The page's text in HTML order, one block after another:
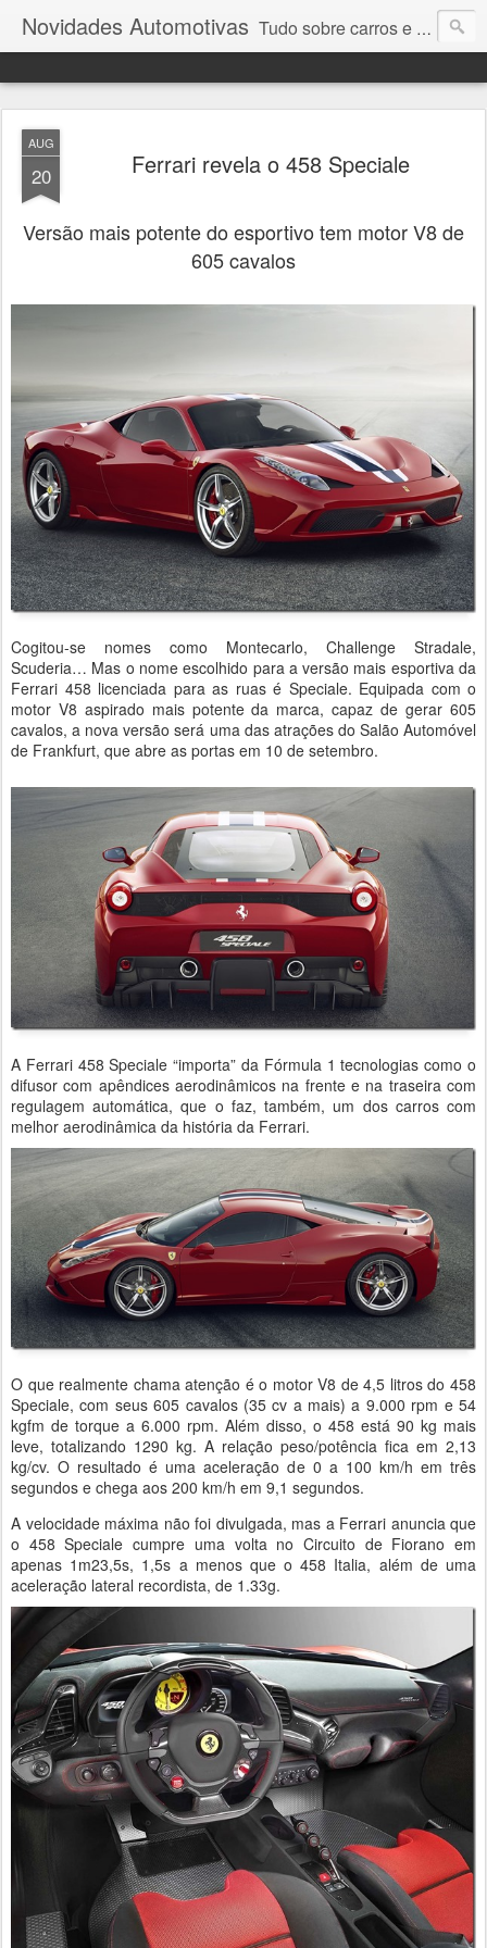
Novidades Automotivas Tudo sobre carros e motores
AUG
20 Ferrari revela o 458 Speciale
Versão mais potente do esportivo tem motor V8 de
605 cavalos
Cogitou-se nomes como Montecarlo, Challenge Stradale,
Scuderia… Mas o nome escolhido para a versão mais esportiva da
Ferrari 458 licenciada para as ruas é Speciale. Equipada com o
motor V8 aspirado mais potente da marca, capaz de gerar 605
cavalos, a nova versão será uma das atrações do Salão Automóvel
de Frankfurt, que abre as portas em 10 de setembro.
A Ferrari 458 Speciale “importa” da Fórmula 1 tecnologias como o
difusor com apêndices aerodinâmicos na frente e na traseira com
regulagem automática, que o faz, também, um dos carros com
melhor aerodinâmica da história da Ferrari.
O que realmente chama atenção é o motor V8 de 4,5 litros do 458
Speciale, com seus 605 cavalos (35 cv a mais) a 9.000 rpm e 54
kgfm de torque a 6.000 rpm. Além disso, o 458 está 90 kg mais
leve, totalizando 1290 kg. A relação peso/potência fica em 2,13
kg/cv. O resultado é uma aceleração de 0 a 100 km/h em três
segundos e chega aos 200 km/h em 9,1 segundos.
A velocidade máxima não foi divulgada, mas a Ferrari anuncia que
o 458 Speciale cumpre uma volta no Circuito de Fiorano em
apenas 1m23,5s, 1,5s a menos que o 458 Italia, além de uma
aceleração lateral recordista, de 1.33g.